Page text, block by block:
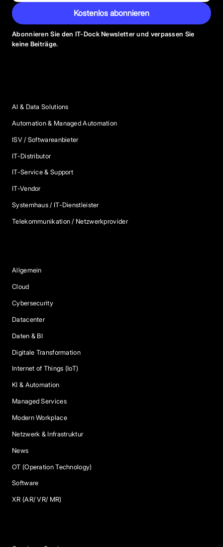
Kostenlos abonnieren
Abonnieren Sie den IT-Dock Newsletter und verpassen Sie
keine Beiträge.
AI & Data Solutions
Automation & Managed Automation
ISV / Softwareanbieter
IT-Distributor
IT-Service & Support
IT-Vendor
Systemhaus / IT-Dienstleister
Telekommunikation / Netzwerkprovider
Allgemein
Cloud
Cybersecurity
Datacenter
Daten & BI
Digitale Transformation
Internet of Things (IoT)
KI & Automation
Managed Services
Modern Workplace
Netzwerk & Infrastruktur
News
OT (Operation Technology)
Software
XR (AR/ VR/ MR)